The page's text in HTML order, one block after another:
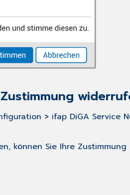
> ifap DiGA Service
können Sie Ihre